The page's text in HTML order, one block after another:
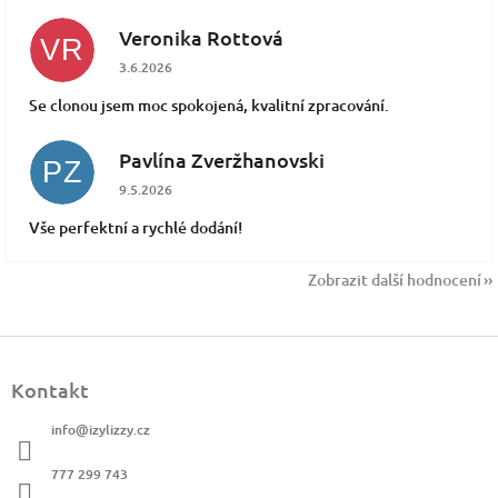
VR Veronika Rottová
Hodnocení obchodu je 5 z 5 hvězdiček.
3.6.2026
Se clonou jsem moc spokojená, kvalitní zpracování.
PZ Pavlína Zveržhanovski
Hodnocení obchodu je 5 z 5 hvězdiček.
9.5.2026
Vše perfektní a rychlé dodání!
Zobrazit další hodnocení
Kontakt
info@izylizzy.cz
777 299 743